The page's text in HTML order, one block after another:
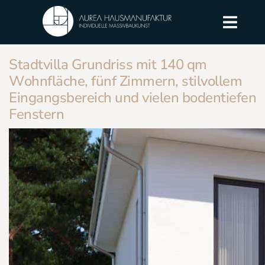
Stadtvilla Grundriss mit 140 qm
Wohnfläche, fünf Zimmern, stilvollem
Eingangsbereich und vielen bodentiefen
Fenstern